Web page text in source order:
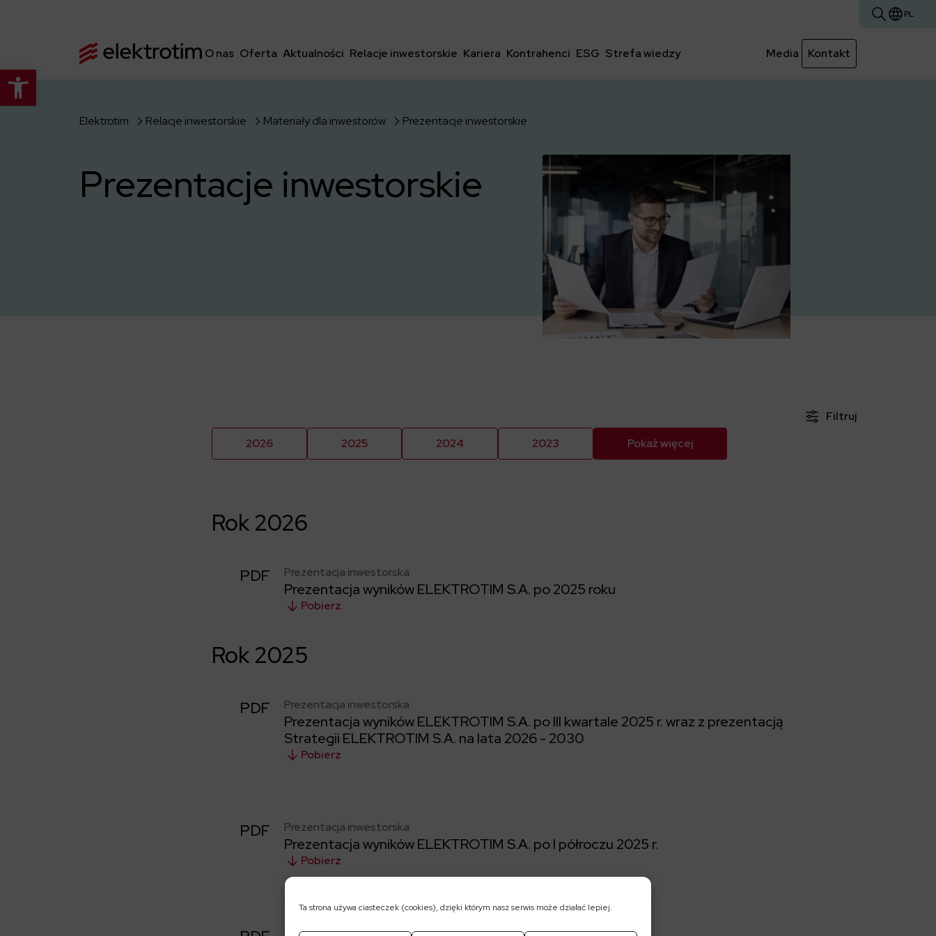
Otwórz pasek narzędzi
Ta strona używa ciasteczek (cookies), dzięki którym nasz serwis może działać lepiej.
PL
O nas Oferta Aktualności Relacje inwestorskie Kariera Kontrahenci ESG Strefa wiedzy Media Kontakt
Prezentacje inwestorskie
Elektrotim Relacje inwestorskie Materiały dla inwestorów Prezentacje inwestorskie
Filtruj
2026
2025 2024 2023 Pokaż więcej
Rok 2026
PDF Prezentacja inwestorska
Prezentacja wyników ELEKTROTIM S.A. po 2025 roku
Pobierz
Rok 2025
PDF Prezentacja inwestorska
Prezentacja wyników ELEKTROTIM S.A. po III kwartale 2025 r. wraz z prezentacją
Strategii ELEKTROTIM S.A. na lata 2026 - 2030
Pobierz
PDF Prezentacja inwestorska
Prezentacja wyników ELEKTROTIM S.A. po I półroczu 2025 r.
Pobierz
Prezentacja inwestorska